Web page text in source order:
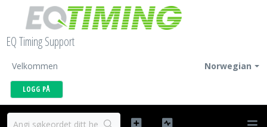
EQ Timing Support
Norwegian
Velkommen
LOGG PÅ